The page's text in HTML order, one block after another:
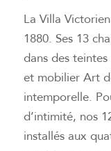
La Villa
1880. Ses 13
dans des
et mobilier Art
intemporelle.
d’intimité, nos
installés aux